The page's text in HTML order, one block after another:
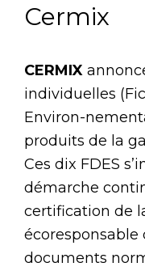
Cermix
CERMIX
individuelles
Environ-
produits de la
Ces dix FDES
démarche
certification de
écoresponsable
documents